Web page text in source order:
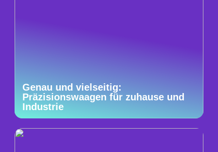
Genau und vielseitig:
Präzisionswaagen für zuhause und
Industrie